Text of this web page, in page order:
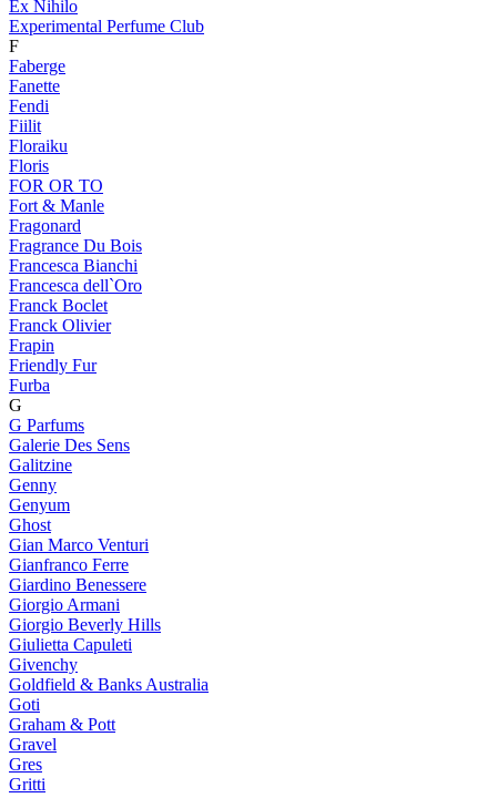
Ex Nihilo
Experimental Perfume Club
F
Faberge
Fanette
Fendi
Fiilit
Floraiku
Floris
FOR OR TO
Fort & Manle
Fragonard
Fragrance Du Bois
Francesca Bianchi
Francesca dell`Oro
Franck Boclet
Franck Olivier
Frapin
Friendly Fur
Furba
G
G Parfums
Galerie Des Sens
Galitzine
Genny
Genyum
Ghost
Gian Marco Venturi
Gianfranco Ferre
Giardino Benessere
Giorgio Armani
Giorgio Beverly Hills
Giulietta Capuleti
Givenchy
Goldfield & Banks Australia
Goti
Graham & Pott
Gravel
Gres
Gritti